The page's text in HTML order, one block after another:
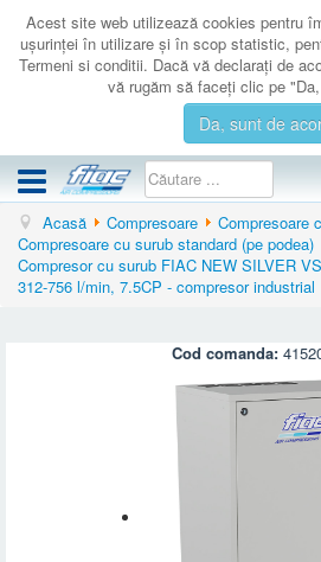
Acest site web utilizează cookies pentru
uşurinţei în utilizare şi în scop statistic,
Termeni si conditii. Dacă vă declaraţi de
vă rugăm să faceţi clic pe
Da, sunt de
COMPRESOARE
ACCESORII
Acasă Compresoare
Compresoare
Compresoare cu surub standard (pe podea)
Compresor cu surub FIAC NEW SILVER
312-756 l/min, 7.5CP - compresor industrial
Cod comanda: